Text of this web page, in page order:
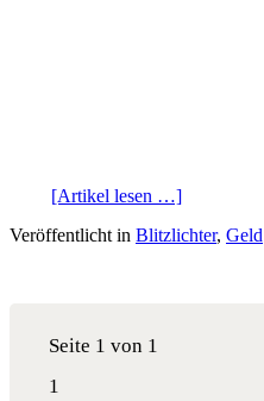
[Artikel lesen …]
Veröffentlicht in Blitzlichter, Geld
Seite 1 von 1
1